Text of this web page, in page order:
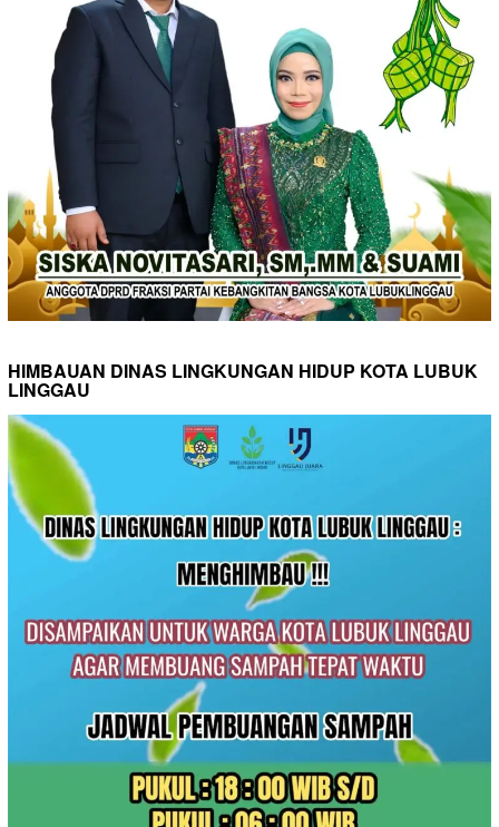
HIMBAUAN DINAS LINGKUNGAN HIDUP KOTA LUBUK
LINGGAU